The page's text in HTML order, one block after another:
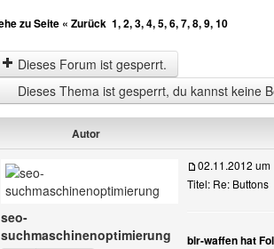
zu Seite « Zurück 1,2,3,4,5,6,7,8,9,10
Dieses Forum ist gesperrt.
Dieses Thema ist gesperrt, du kannst keine
Autor
seo-
suchmaschinenoptimierung
02.11.2012 um
Titel: Re: Buttons
blr-waffen hat